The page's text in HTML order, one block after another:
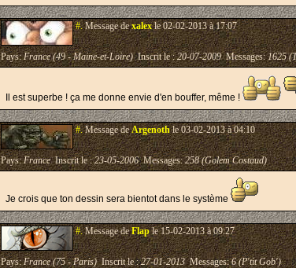
#.Message dexalexle 02-02-2013 à 17:07
Pays:France (49 - Maine-et-Loire)Inscrit le :20-07-2009Messages:1625
Il est superbe ! ça me donne envie d'en bouffer, même !
#.Message deArgenothle 03-02-2013 à 04:10
Pays:FranceInscrit le :23-05-2006Messages:258 (Golem Costaud)
Je crois que ton dessin sera bientot dans le système
#.Message deFlaple 15-02-2013 à 09:27
Pays:France (75 - Paris)Inscrit le :27-01-2013Messages:6 (P'tit Gob')